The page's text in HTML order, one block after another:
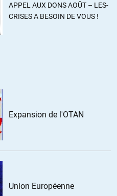
APPEL AUX DONS AOÛT – LES-
CRISES A BESOIN DE VOUS !
Expansion de l'OTAN
Union Européenne